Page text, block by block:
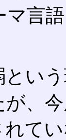
マ言
とい
、
て